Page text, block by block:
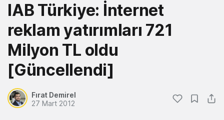
IAB Türkiye: İnternet
reklam yatırımları 721
Milyon TL oldu
[Güncellendi]
Fırat Demirel
27 Mart 2012